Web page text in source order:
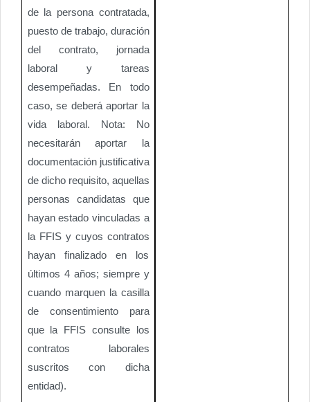
de la persona contratada,
puesto de trabajo, duración
del contrato, jornada
laboral y tareas
desempeñadas. En todo
caso, se deberá aportar la
vida laboral. Nota: No
necesitarán aportar la
documentación justificativa
de dicho requisito, aquellas
personas candidatas que
hayan estado vinculadas a
la FFIS y cuyos contratos
hayan finalizado en los
últimos 4 años; siempre y
cuando marquen la casilla
de consentimiento para
que la FFIS consulte los
contratos laborales
suscritos con dicha
entidad).